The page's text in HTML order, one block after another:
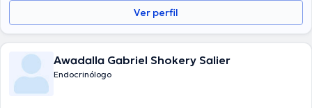
Ver perfil
Awadalla Gabriel Shokery Salier
Endocrinólogo